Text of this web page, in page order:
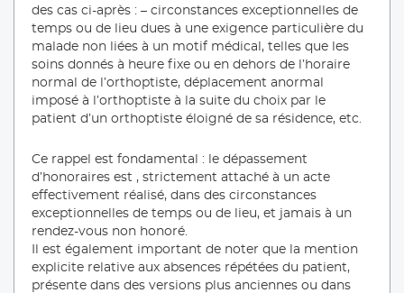
des cas ci-après : – circonstances exceptionnelles de
temps ou de lieu dues à une exigence particulière du
malade non liées à un motif médical, telles que les
soins donnés à heure fixe ou en dehors de l’horaire
normal de l’orthoptiste, déplacement anormal
imposé à l’orthoptiste à la suite du choix par le
patient d’un orthoptiste éloigné de sa résidence, etc.
Ce rappel est fondamental : le dépassement
d’honoraires est , strictement attaché à un acte
effectivement réalisé, dans des circonstances
exceptionnelles de temps ou de lieu, et jamais à un
rendez-vous non honoré.
Il est également important de noter que la mention
explicite relative aux absences répétées du patient,
présente dans des versions plus anciennes ou dans